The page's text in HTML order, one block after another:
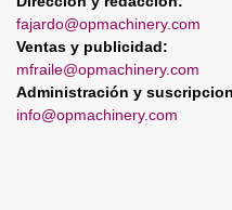
fajardo@opmachinery.com
Ventas y publicidad:
mfraile@opmachinery.com
Administración y
info@opmachinery.com